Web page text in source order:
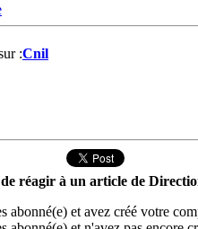
:Cnil
réagir à un article de
abonné(e) et avez créé votre